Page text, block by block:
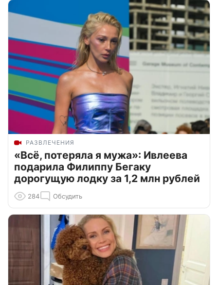
РАЗВЛЕЧЕНИЯ
«Всё, потеряла я мужа»: Ивлеева
подарила Филиппу Бегаку
дорогущую лодку за 1,2 млн рублей
284 Обсудить